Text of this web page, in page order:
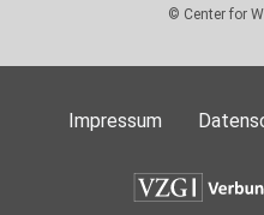
© Center for
Impressum